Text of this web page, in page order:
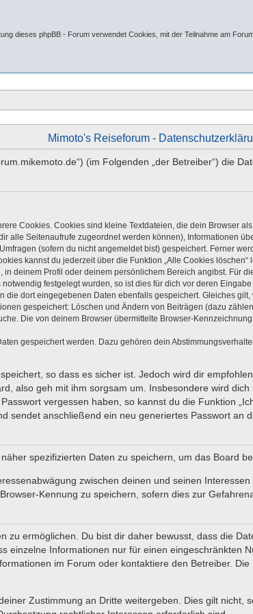
dieses phpBB - Forum verwendet Cookies, mit der Teilnahme am
Mimoto's Reiseforum -
(im Folgenden „der Betreiber“) die
Cookies. Cookies sind kleine Textdateien, die dein Browser
alle Seitenaufrufe zugeordnet werden können), Informationen
(sofern du nicht angemeldet bist) gespeichert. Ferner
kannst du jederzeit über die Funktion „Alle Cookies löschen“
deinem Profil oder deinem persönlichem Bereich angibst. Für
festgelegt wurden, so ist dies für dich vor deren
dort eingegebenen Daten ebenfalls gespeichert. Gleiches
gespeichert: Löschen und Ändern von Beiträgen (dazu
Die von deinem Browser übermittelte Browser-
gespeichert werden. Dazu gehören dein
so dass es sicher ist. Jedoch wird dir
also geh mit ihm sorgsam um. Insbesondere wird
vergessen haben, so kannst du die Funktion
sendet anschließend ein neu generiertes Passwort an
spezifizierten Daten zu speichern, um das Board
zwischen deinen und seinen
Kennung zu speichern, sofern dies zur
zu ermöglichen. Du bist dir daher bewusst, dass die
einzelne Informationen nur für einen eingeschränkten
im Forum oder kontaktiere den Betreiber.
Zustimmung an Dritte weitergeben. Dies gilt nicht,